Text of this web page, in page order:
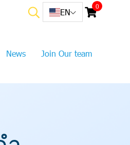
EN
0
News Join Our team